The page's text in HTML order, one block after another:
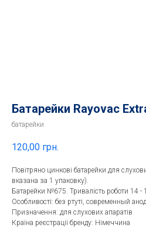
Батарейки Rayovac
батарейки
120,00 грн.
Повітряно цинкові батарейки для
вказана за 1 упаковку).
Батарейки №675. Тривалість роботи 14 -
Особливості: без ртуті, современный
Призначення: для слухових апаратів
Країна реєстрації бренду: Німеччина